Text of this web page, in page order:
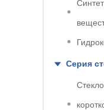
Серия